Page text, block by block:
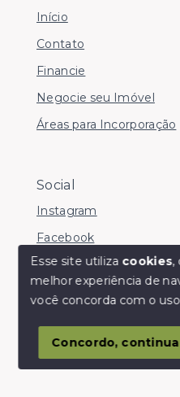
Olá! somos da
Início
Contato
Financie
Negocie seu Imóvel
Áreas para Incorporação
Social
Instagram
Facebook
© Copyright 2026 -
SITE PARA IMOBILIARIA
Esse site utiliza cookies,
melhor experiência de
você concorda com o
Concordo,